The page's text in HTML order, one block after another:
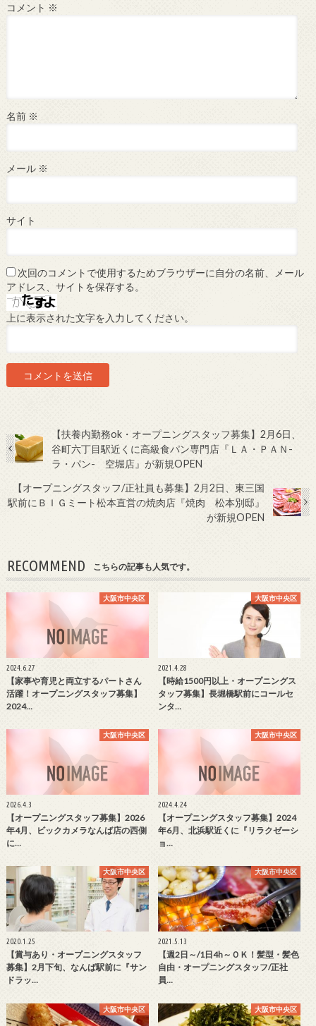
コメント ※
名前 ※
メール ※
サイト
次回のコメントで使用するためブラウザーに自分の名前、メール
アドレス、サイトを保存する。
上に表示された文字を入力してください。
【扶養内勤務ok・オープニングスタッフ募集】2月6日、
谷町六丁目駅近くに高級食パン専門店『ＬＡ・ＰＡＮ-
ラ・パン- 空堀店』が新規OPEN
【オープニングスタッフ/正社員も募集】2月2日、東三国
駅前にＢＩＧミート松本直営の焼肉店『焼肉 松本別邸』
が新規OPEN
RECOMMEND こちらの記事も人気です。
大阪市中央区
2024.6.27
【家事や育児と両立するパートさん
活躍！オープニングスタッフ募集】
2024…
大阪市中央区
2021.4.28
【時給1500円以上・オープニングス
タッフ募集】長堀橋駅前にコールセ
ンタ…
大阪市中央区
2026.4.3
【オープニングスタッフ募集】2026
年4月、ビックカメラなんば店の西側
に…
大阪市中央区
2024.4.24
【オープニングスタッフ募集】2024
年6月、北浜駅近くに『リラクゼーシ
ョ…
大阪市中央区
2020.1.25
【賞与あり・オープニングスタッフ
募集】2月下旬、なんば駅前に『サン
ドラッ…
大阪市中央区
2021.5.13
【週2日～/1日4h～ＯＫ！髪型・髪色
自由・オープニングスタッフ/正社
員…
大阪市中央区 大阪市中央区